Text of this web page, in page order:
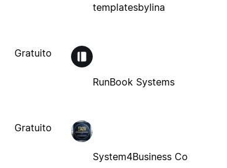
templatesbylina
Gratuito
RunBook Systems
Gratuito
System4Business Co